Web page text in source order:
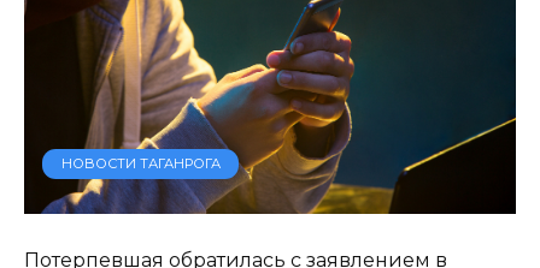
НОВОСТИ ТАГАНРОГА
Потерпевшая обратилась с заявлением в